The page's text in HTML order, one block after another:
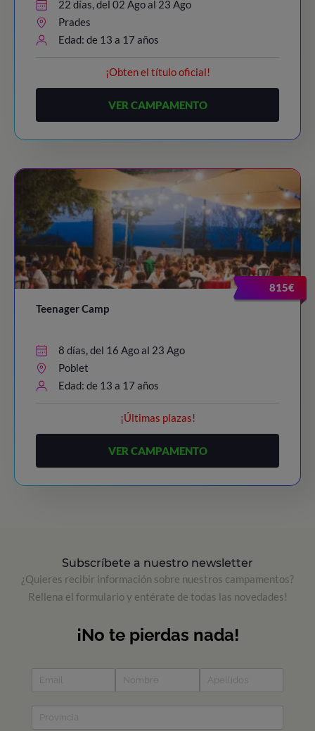
22 días, del 02 Ago al 23 Ago
Prades
Edad: de 13 a 17 años
¡Obten el título oficial!
VER CAMPAMENTO
815€
Teenager Camp
8 días, del 16 Ago al 23 Ago
Poblet
Edad: de 13 a 17 años
¡Últimas plazas!
VER CAMPAMENTO
Subscríbete a nuestro newsletter
¿Quieres recibir información sobre nuestros campamentos?
Rellena el formulario y entérate de todas las novedades!